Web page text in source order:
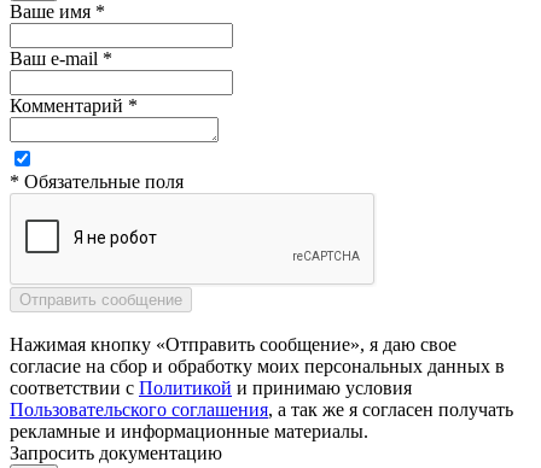
Ваше имя *
Ваш e-mail *
Комментарий *
* Обязательные поля
Нажимая кнопку «Отправить сообщение», я даю свое
согласие на сбор и обработку моих персональных данных в
соответствии с Политикой и принимаю условия
Пользовательского соглашения, а так же я согласен получать
рекламные и информационные материалы.
Запросить документацию